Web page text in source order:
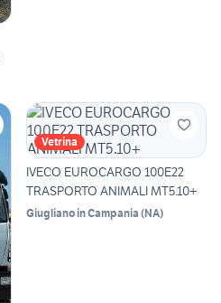
Vetrina
IVECO EUROCARGO 100E22
TRASPORTO ANIMALI MT5.10+
Giugliano in Campania (NA)